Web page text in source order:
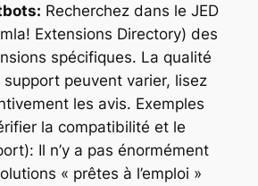
Recherchez dans le JED
Extensions Directory) des
spécifiques. La qualité
support peuvent varier, lisez
les avis. Exemples
la compatibilité et le
Il n’y a pas énormément
« prêtes à l’emploi »